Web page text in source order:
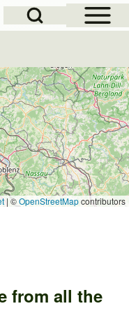
Open Sidebar
Search Block
| ©OpenStreetMapcontributors
from all the